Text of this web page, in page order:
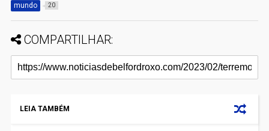
mundo 20
COMPARTILHAR:
LEIA TAMBÉM